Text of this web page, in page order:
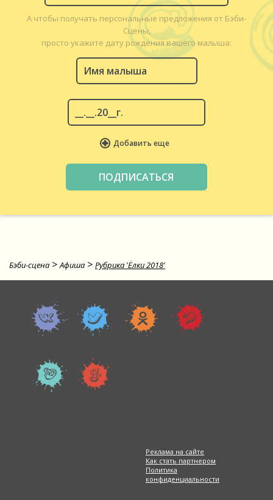
А чтобы получать персональные предложения от Бэби-
Сцены,
просто укажите дату рождения вашего малыша:
Добавить еще
Бэби-сцена >Афиша > Рубрика 'Ёлки 2018'
Реклама на сайте
Как стать партнером
Политика
конфиденциальности